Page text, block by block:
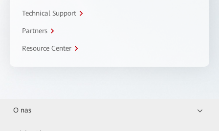
Technical Support
Partners
Resource Center
O nas